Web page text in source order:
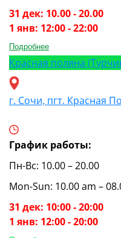
31 дек: 10.00 - 20.00
1 янв: 12:00 - 22:00
Подробнее
Красная поляна
г. Сочи, пгт. Красная
График работы:
Пн-Вс: 10.00 – 20.00
Mon-Sun: 10.00 am –
31 дек: 10:00 - 20:00
1 янв: 12:00 - 20:00